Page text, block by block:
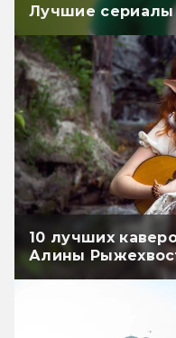
Лучшие сериалы
10 лучших
Алины